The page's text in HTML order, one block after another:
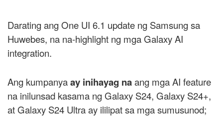
Darating ang One UI 6.1 update ng Samsung sa
Huwebes, na na-highlight ng mga Galaxy AI
integration.
Ang kumpanyaay inihayag naang mga AI feature
na inilunsad kasama ng Galaxy S24, Galaxy S24+,
at Galaxy S24 Ultra ay ililipat sa mga sumusunod;